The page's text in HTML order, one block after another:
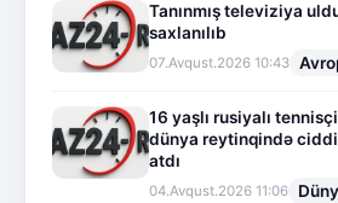
Tanınmış televiziya
saxlanılıb
07.Avqust.2026 10:43
16 yaşlı rusiyalı
dünya reytinqində
atdı
04.Avqust.2026 11:06